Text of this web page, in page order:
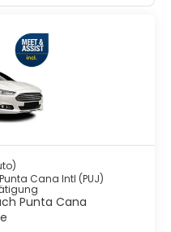
Punta Cana Intl (PUJ)
Punta Cana